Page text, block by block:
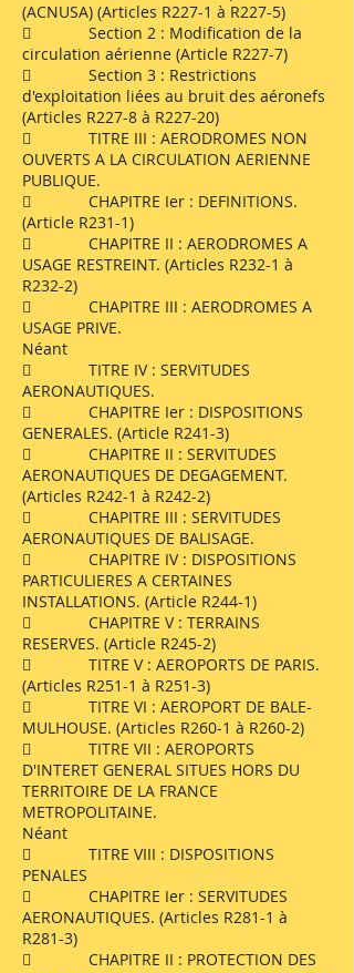
(ACNUSA) (Articles R227-1 à R227-5)
 Section 2 : Modification de la
circulation aérienne (Article R227-7)
 Section 3 : Restrictions
d'exploitation liées au bruit des aéronefs
(Articles R227-8 à R227-20)
 TITRE III : AERODROMES NON
OUVERTS A LA CIRCULATION AERIENNE
PUBLIQUE.
 CHAPITRE Ier : DEFINITIONS.
(Article R231-1)
 CHAPITRE II : AERODROMES A
USAGE RESTREINT. (Articles R232-1 à
R232-2)
 CHAPITRE III : AERODROMES A
USAGE PRIVE.
Néant
 TITRE IV : SERVITUDES
AERONAUTIQUES.
 CHAPITRE Ier : DISPOSITIONS
GENERALES. (Article R241-3)
 CHAPITRE II : SERVITUDES
AERONAUTIQUES DE DEGAGEMENT.
(Articles R242-1 à R242-2)
 CHAPITRE III : SERVITUDES
AERONAUTIQUES DE BALISAGE.
 CHAPITRE IV : DISPOSITIONS
PARTICULIERES A CERTAINES
INSTALLATIONS. (Article R244-1)
 CHAPITRE V : TERRAINS
RESERVES. (Article R245-2)
 TITRE V : AEROPORTS DE PARIS.
(Articles R251-1 à R251-3)
 TITRE VI : AEROPORT DE BALE-
MULHOUSE. (Articles R260-1 à R260-2)
 TITRE VII : AEROPORTS
D'INTERET GENERAL SITUES HORS DU
TERRITOIRE DE LA FRANCE
METROPOLITAINE.
Néant
 TITRE VIII : DISPOSITIONS
PENALES
 CHAPITRE Ier : SERVITUDES
AERONAUTIQUES. (Articles R281-1 à
R281-3)
 CHAPITRE II : PROTECTION DES